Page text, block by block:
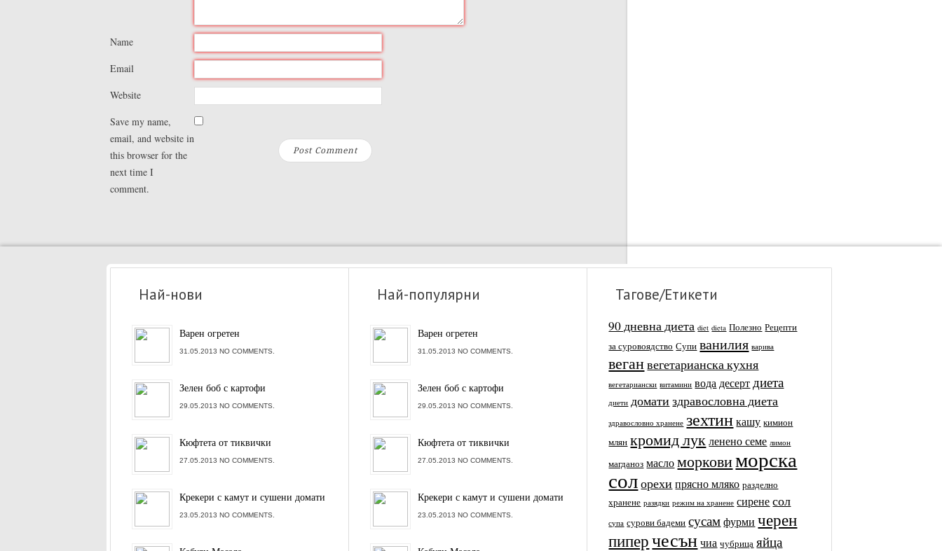
Name
Email
Website
Save my name,
email, and website in
this browser for the
next time I
comment.
Най-нови
Варен огретен
31.05.2013 NO COMMENTS.
Зелен боб с картофи
29.05.2013 NO COMMENTS.
Кюфтета от тиквички
27.05.2013 NO COMMENTS.
Крекери с камут и сушени домати
23.05.2013 NO COMMENTS.
Най-популярни
Варен огретен
31.05.2013 NO COMMENTS.
Зелен боб с картофи
29.05.2013 NO COMMENTS.
Кюфтета от тиквички
27.05.2013 NO COMMENTS.
Крекери с камут и сушени домати
23.05.2013 NO COMMENTS.
Тагове/Етикети
90 дневна диета diet dieta Полезно Рецепти
за суровоядство Супи ванилия варива
веганвегетарианска кухня
вегетариански витамини вода десерт диета
диети домати здравословна диета
здравословно хранене зехтин кашу кимион
млян кромид лук ленено семе лимон
магданоз масло морковиморска
солорехи прясно мляко разделно
хранене разядки режим на хранене сирене сол
супа сурови бадеми сусам фурми черен
пиперчесън чиа чубрица яйца